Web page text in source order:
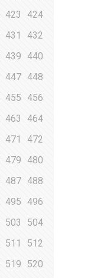
423
424
431
432
439
440
447 448
455
456
463
464
471
472
479
480
487 488
495
496
503
504
511
512
519
520